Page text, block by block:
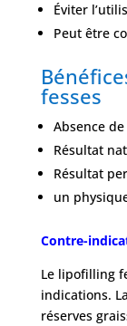
Éviter
Peut être
fesses
Absence
Résultat
Résultat
un
Contre-
Le lipofilling
indications.
réserves